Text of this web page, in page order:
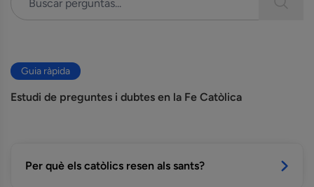
Guia ràpida
Estudi de preguntes i dubtes en la Fe Catòlica
Per què els catòlics resen als sants?